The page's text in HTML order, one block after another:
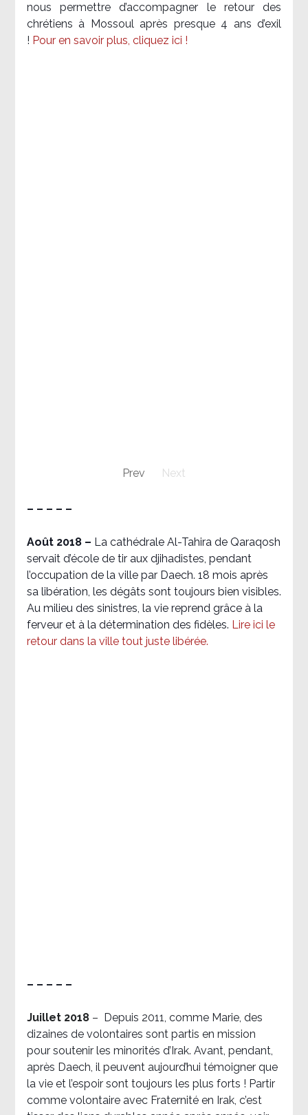
nous permettre d’accompagner le retour des
chrétiens à Mossoul après presque 4 ans d’exil
! Pour en savoir plus, cliquez ici !
Prev Next
– – – – –
Août 2018 – La cathédrale Al-Tahira de Qaraqosh
servait d’école de tir aux djihadistes, pendant
l’occupation de la ville par Daech. 18 mois après
sa libération, les dégâts sont toujours bien visibles.
Au milieu des sinistres, la vie reprend grâce à la
ferveur et à la détermination des fidèles. Lire ici le
retour dans la ville tout juste libérée.
– – – – –
Juillet 2018 –
Depuis 2011, comme Marie, des
dizaines de volontaires sont partis en mission
pour soutenir les minorités d’Irak. Avant, pendant,
après Daech, il peuvent aujourd’hui témoigner que
la vie et l’espoir sont toujours les plus forts ! Partir
comme volontaire avec Fraternité en Irak, c’est